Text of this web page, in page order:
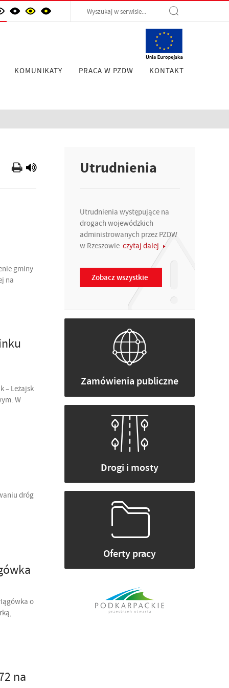
KOMUNIKATY PRACA W PZDW KONTAKT
gminy
na
– Leżajsk
W
dróg
o
na
Utrudnienia
Utrudnienia występujące na
drogach wojewódzkich
administrowanych przez PZDW
w Rzeszowie czytaj dalej
Zobacz wszystkie
Zamówienia publiczne
Drogi i mosty
Oferty pracy